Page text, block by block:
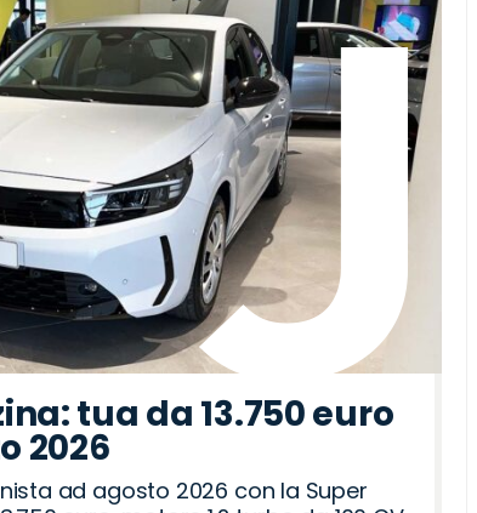
tua da 13.750 euro
2026
ad agosto 2026 con la Super